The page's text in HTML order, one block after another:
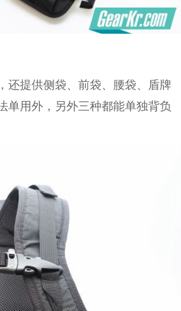
还提供侧袋、前袋、腰袋、盾牌
单用外，另外三种都能单独背负